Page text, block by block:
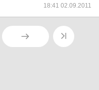
18:41 02.09.2011